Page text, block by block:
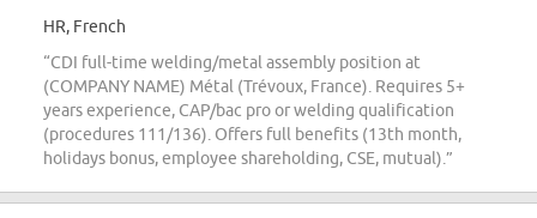
HR, French
“CDI full-time welding/metal assembly position at
(COMPANY NAME) Métal (Trévoux, France). Requires 5+
years experience, CAP/bac pro or welding qualification
(procedures 111/136). Offers full benefits (13th month,
holidays bonus, employee shareholding, CSE, mutual).”